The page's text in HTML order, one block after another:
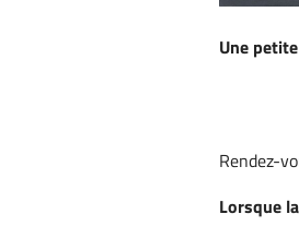
Une
Rendez-
Lorsquela